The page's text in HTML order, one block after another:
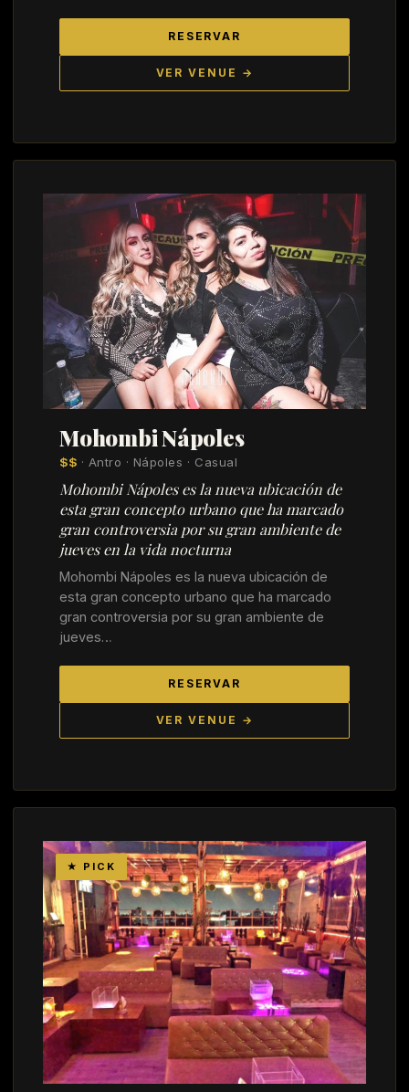
RESERVAR
VER VENUE →
Mohombi Nápoles
$$ · Antro · Nápoles · Casual
Mohombi Nápoles es la nueva ubicación de
esta gran concepto urbano que ha marcado
gran controversia por su gran ambiente de
jueves en la vida nocturna
Mohombi Nápoles es la nueva ubicación de
esta gran concepto urbano que ha marcado
gran controversia por su gran ambiente de
jueves…
RESERVAR
VER VENUE →
★ PICK